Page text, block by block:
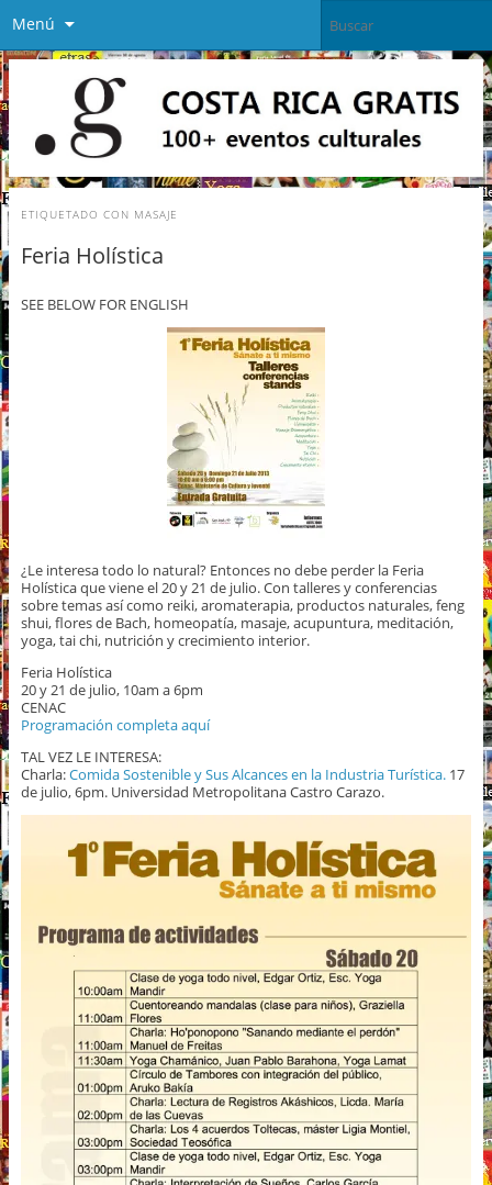
Menú
ETIQUETADO CON MASAJE
Feria Holística
SEE BELOW FOR ENGLISH
¿Le interesa todo lo natural? Entonces no debe perder la Feria
Holística que viene el 20 y 21 de julio. Con talleres y conferencias
sobre temas así como reiki, aromaterapia, productos naturales, feng
shui, flores de Bach, homeopatía, masaje, acupuntura, meditación,
yoga, tai chi, nutrición y crecimiento interior.
Feria Holística
20 y 21 de julio, 10am a 6pm
CENAC
Programación completa aquí
TAL VEZ LE INTERESA:
Charla:Comida Sostenible y Sus Alcances en la Industria Turística.17
de julio, 6pm. Universidad Metropolitana Castro Carazo.